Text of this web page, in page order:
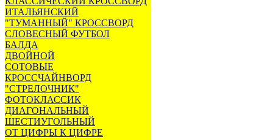
ИТАЛЬЯНСКИЙ
"ТУМАННЫЙ" КРОССВОРД
СЛОВЕСНЫЙ ФУТБОЛ
БАЛДА
ДВОЙНОЙ
СОТОВЫЕ
КРОССЧАЙНВОРД
"СТРЕЛОЧНИК"
ФОТОКЛАССИК
ДИАГОНАЛЬНЫЙ
ШЕСТИУГОЛЬНЫЙ
ОТ ЦИФРЫ К ЦИФРЕ